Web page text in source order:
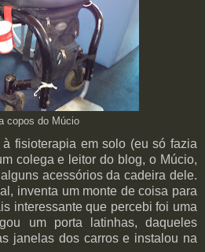
copos do Múcio
fisioterapia em solo (eu só fazia
colega e leitor do blog, o Múcio,
acessórios da cadeira dele.
inventa um monte de coisa para
interessante que percebi foi uma
um porta latinhas, daqueles
janelas dos carros e instalou na